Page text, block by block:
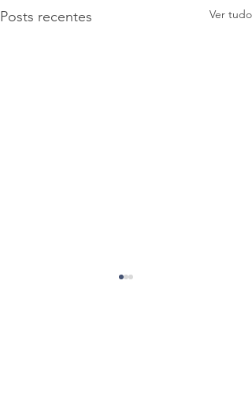
Posts recentes Ver tudo